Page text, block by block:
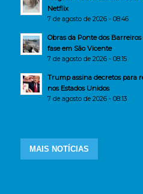
Netflix
7 de agosto de 2026 - 08:46
Obras da Ponte dos
fase em São Vicente
7 de agosto de 2026 - 08:15
Trump assina decretos para
nos Estados Unidos
7 de agosto de 2026 - 08:13
MAIS NOTÍCIAS